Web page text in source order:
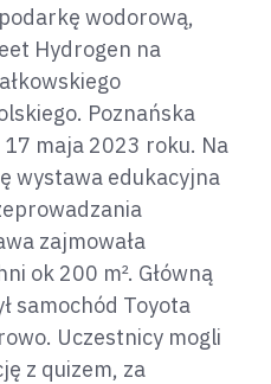
wodorową,
Hydrogen na
Poznańska
17 maja 2023 roku. Na
wystawa edukacyjna
zajmowała
ok 200 m². Główną
samochód Toyota
Uczestnicy mogli
z quizem, za